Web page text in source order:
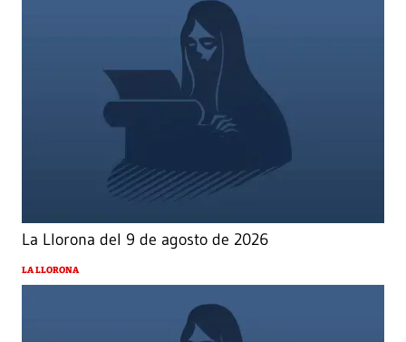
La Llorona del 9 de agosto de 2026
LA LLORONA